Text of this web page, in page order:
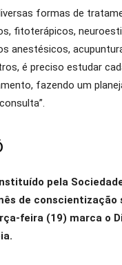
formas de
fitoterápicos,
anestésicos,
é preciso estudar
fazendo um
pela
de conscientização
feira (19) marca o